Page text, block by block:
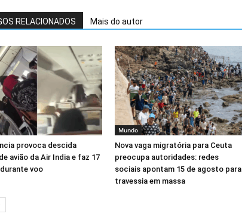
RELACIONADOS Mais do autor
provoca descida
avião da Air India e faz 17
voo
Mundo
Nova vaga migratória para Ceuta
preocupa autoridades: redes
sociais apontam 15 de agosto para
travessia em massa